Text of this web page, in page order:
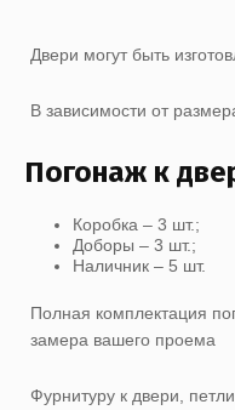
Двери могут быть
В зависимости от
Погонаж к
Коробка – 3 шт.;
Доборы – 3 шт.;
Наличник – 5 шт.
Полная комплектация
замера вашего проема
Фурнитуру к двери,